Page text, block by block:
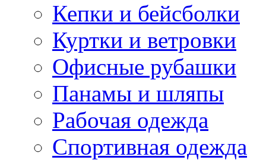
Кепки и бейсболки
Куртки и ветровки
Офисные рубашки
Панамы и шляпы
Рабочая одежда
Спортивная одежда